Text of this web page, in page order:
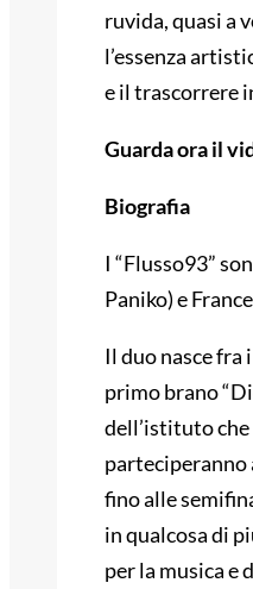
ruvida, quasi a
l’essenza
e il trascorrere
Guarda ora il
Biografia
I “Flusso93”
Paniko) e
Il duo nasce fra
primo brano
dell’istituto
parteciperanno
fino alle
in qualcosa di
per la musica